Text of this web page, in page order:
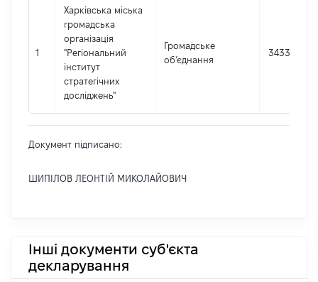
1
Харківська міська
громадська
організація
"Регіональний
інститут
стратегічних
досліджень"
Громадське
об’єднання
34330122
Документ підписано:
ШИПІЛОВ ЛЕОНТІЙ МИКОЛАЙОВИЧ
Інші документи суб'єкта
декларування